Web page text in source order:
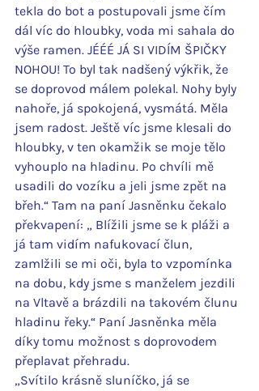
tekla do bot a postupovali jsme čím
dál víc do hloubky, voda mi sahala do
výše ramen. JÉÉÉ JÁ SI VIDÍM ŠPIČKY
NOHOU! To byl tak nadšený výkřik, že
se doprovod málem polekal. Nohy byly
nahoře, já spokojená, vysmátá. Měla
jsem radost. Ještě víc jsme klesali do
hloubky, v ten okamžik se moje tělo
vyhouplo na hladinu. Po chvíli mě
usadili do vozíku a jeli jsme zpět na
břeh.“ Tam na paní Jasněnku čekalo
překvapení: „ Blížili jsme se k pláži a
já tam vidím nafukovací člun,
zamlžili se mi oči, byla to vzpomínka
na dobu, kdy jsme s manželem jezdili
na Vltavě a brázdili na takovém člunu
hladinu řeky.“ Paní Jasněnka měla
díky tomu možnost s doprovodem
přeplavat přehradu.
„Svítilo krásně sluníčko, já se